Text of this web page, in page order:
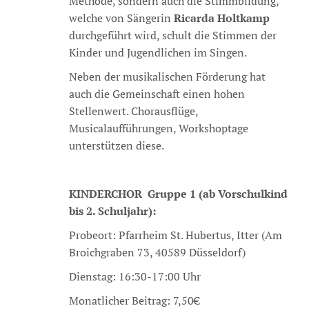
welche von Sängerin Ricarda Holtkamp
durchgeführt wird, schult die Stimmen der
Kinder und Jugendlichen im Singen.
Neben der musikalischen Förderung hat
auch die Gemeinschaft einen hohen
Stellenwert. Chorausflüge,
Musicalaufführungen, Workshoptage
unterstützen diese.
KINDERCHOR Gruppe 1 (ab Vorschulkind
bis 2. Schuljahr):
Probeort: Pfarrheim St. Hubertus, Itter (Am
Broichgraben 73, 40589 Düsseldorf)
Dienstag: 16:30-17:00 Uhr
Monatlicher Beitrag: 7,50€